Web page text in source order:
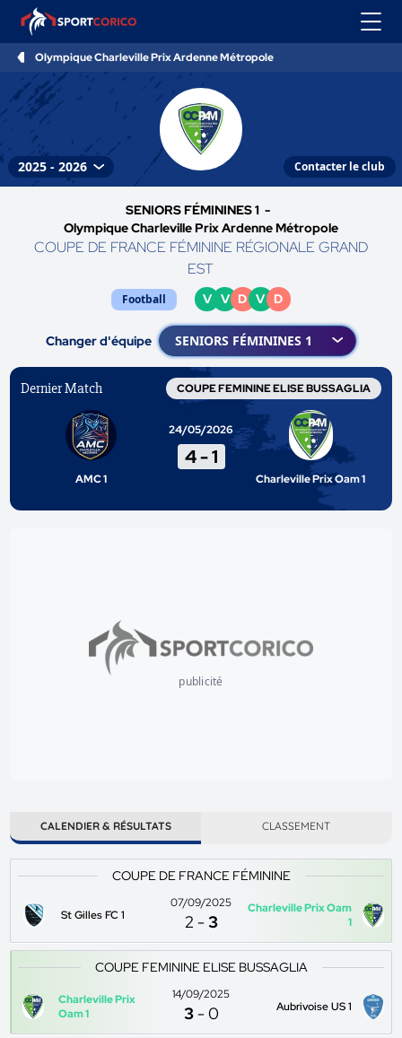
Olympique Charleville Prix Ardenne Métropole
Contacter le club
SENIORS FÉMININES 1 -
Olympique Charleville Prix Ardenne Métropole
COUPE DE FRANCE FÉMININE RÉGIONALE GRAND
EST
Football V V D V D
Changer d'équipe
Dernier Match COUPE FEMININE ELISE BUSSAGLIA
AMC 1
24/05/2026
4-1
Charleville Prix Oam 1
publicité
CALENDIER & RÉSULTATS CLASSEMENT
COUPE DE FRANCE FÉMININE
St Gilles FC 1
07/09/2025
2 -3
Charleville Prix Oam
1
COUPE FEMININE ELISE BUSSAGLIA
Charleville Prix
Oam 1
14/09/2025
3 -0 Aubrivoise US 1